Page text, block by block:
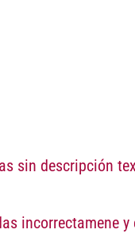
sin descripción
incorrectamene